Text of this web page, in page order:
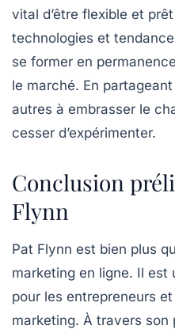
vital d’être flexible et
technologies et
se former en
le marché. En
autres à embrasser le
cesser d’expérimenter.
Conclusion
Flynn
Pat Flynn est bien plus
marketing en ligne. Il est
pour les entrepreneurs
marketing. À travers son